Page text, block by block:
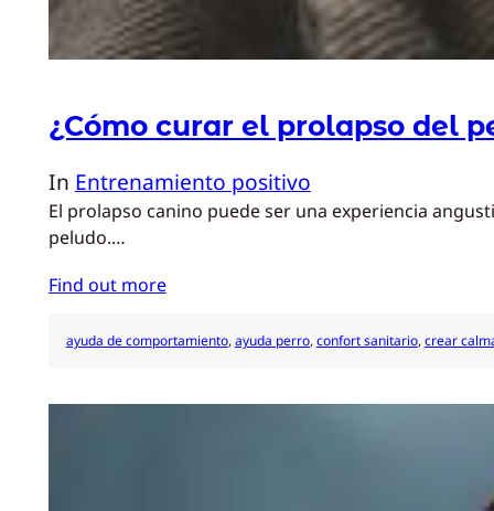
¿Cómo curar el prolapso del
In Entrenamiento positivo
El prolapso canino puede ser una experiencia
peludo.…
Find out more
ayuda de comportamiento, ayuda perro, confort sanitario, crear